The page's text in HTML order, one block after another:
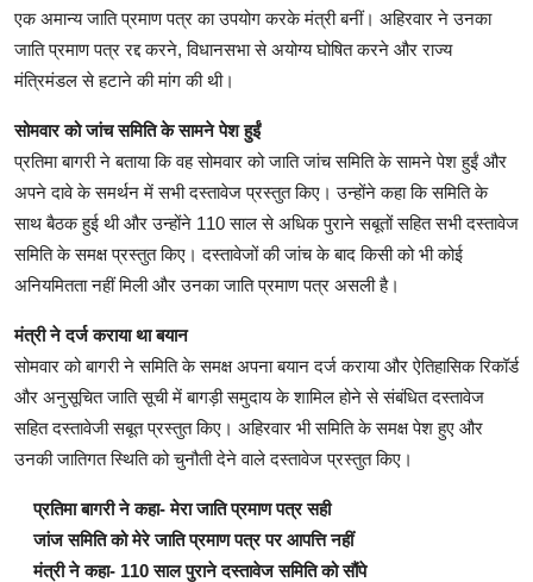
एक अमान्य जाति प्रमाण पत्र का उपयोग करके मंत्री बनीं। अहिरवार ने उनका
जाति प्रमाण पत्र रद्द करने, विधानसभा से अयोग्य घोषित करने और राज्य
मंत्रिमंडल से हटाने की मांग की थी।
सोमवार को जांच समिति के सामने पेश हुईं
प्रतिमा बागरी ने बताया कि वह सोमवार को जाति जांच समिति के सामने पेश हुईं और
अपने दावे के समर्थन में सभी दस्तावेज प्रस्तुत किए। उन्होंने कहा कि समिति के
साथ बैठक हुई थी और उन्होंने 110 साल से अधिक पुराने सबूतों सहित सभी दस्तावेज
समिति के समक्ष प्रस्तुत किए। दस्तावेजों की जांच के बाद किसी को भी कोई
अनियमितता नहीं मिली और उनका जाति प्रमाण पत्र असली है।
मंत्री ने दर्ज कराया था बयान
सोमवार को बागरी ने समिति के समक्ष अपना बयान दर्ज कराया और ऐतिहासिक रिकॉर्ड
और अनुसूचित जाति सूची में बागड़ी समुदाय के शामिल होने से संबंधित दस्तावेज
सहित दस्तावेजी सबूत प्रस्तुत किए। अहिरवार भी समिति के समक्ष पेश हुए और
उनकी जातिगत स्थिति को चुनौती देने वाले दस्तावेज प्रस्तुत किए।
प्रतिमा बागरी ने कहा- मेरा जाति प्रमाण पत्र सही
जांज समिति को मेरे जाति प्रमाण पत्र पर आपत्ति नहीं
मंत्री ने कहा- 110 साल पुराने दस्तावेज समिति को सौंपे